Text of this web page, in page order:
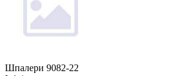
Шпалери 9082-22